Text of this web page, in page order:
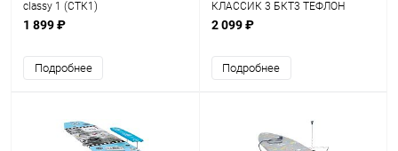
classy 1 (СТК1)
1 899 ₽
Подробнее
КЛАССИК 3 БКТ3 ТЕФЛОН
2 099 ₽
Подробнее